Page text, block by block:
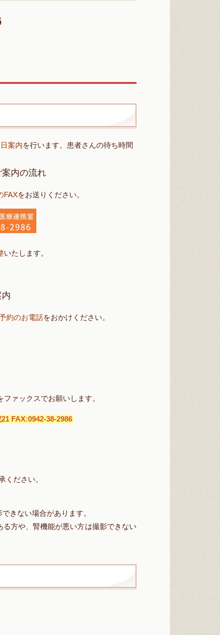
案内を行います。患者さんの待ち時間
内の流れ
FAXをお送りください。
いたします。
約のお電話をおかけください。
ファックスでお願いします。
FAX:0942-38-2986
ください。
きない場合があります。
方や、腎機能が悪い方は撮影できない